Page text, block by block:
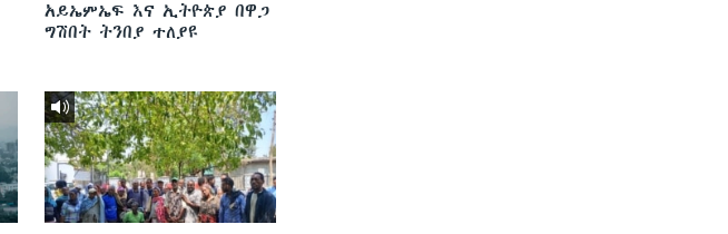
አይኤምኤፍ እና ኢትዮጵያ በዋጋ
ግሽበት ትንበያ ተለያዩ